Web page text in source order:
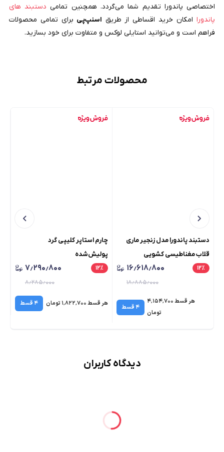
اختصاصی پاندورا تقدیم شما می‌گردد. همچنین تمامیدستبند های
پاندورا امکان خرید اقساطی از طریق اسنپ‌پی برای تمامی محصولات
فراهم است و می‌توانید استایلی لوکس و متفاوت برای خود بسازید.
محصولات مرتبط
دستبند پاندورا مدل زنجیر ماری
قلاب مغناطیسی کشویی
۱۲٪ ۱۶٫۶۱۸٫۸۰۰
۱۸٫۸۸۵٫۰۰۰
هر قسط ۴٬۱۵۴٬۷۰۰
تومان
۴ قسط
چارم استاپر کلیپی گرد
پولیش‌شده
۱۲٪ ۷٫۲۹۰٫۸۰۰
۸٫۲۸۵٫۰۰۰
هر قسط ۱٬۸۲۲٬۷۰۰ تومان ۴ قسط
دیدگاه کاربران